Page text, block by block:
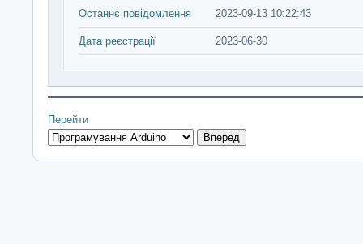
Останнє повідомлення 2023-09-13 10:22:43
Дата реєстрації 2023-06-30
Перейти